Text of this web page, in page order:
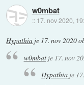
w0mbat
:: 17. nov 2020,
Hypathia je 17. nov 2020
w0mbatje 17. nov
Hypathia je